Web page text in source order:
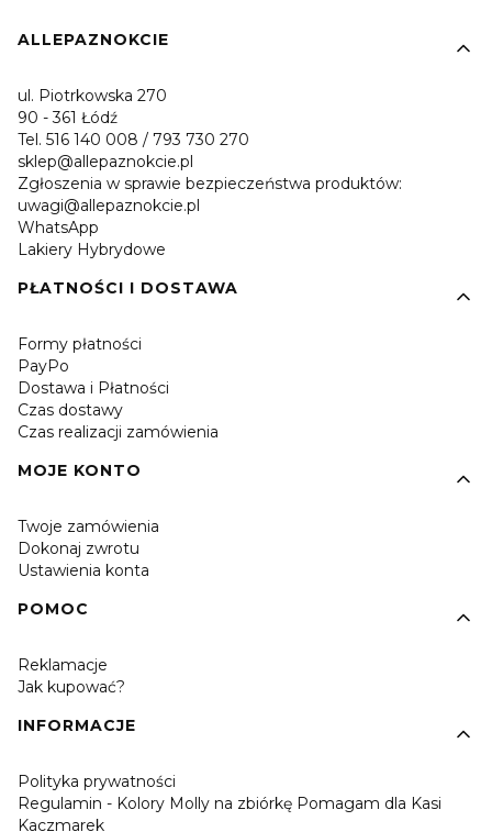
Linki w stopce
ALLEPAZNOKCIE
ul. Piotrkowska 270
90 - 361 Łódź
Tel. 516 140 008 / 793 730 270
sklep@allepaznokcie.pl
Zgłoszenia w sprawie bezpieczeństwa produktów:
uwagi@allepaznokcie.pl
WhatsApp
Lakiery Hybrydowe
PŁATNOŚCI I DOSTAWA
Formy płatności
PayPo
Dostawa i Płatności
Czas dostawy
Czas realizacji zamówienia
MOJE KONTO
Twoje zamówienia
Dokonaj zwrotu
Ustawienia konta
POMOC
Reklamacje
Jak kupować?
INFORMACJE
Polityka prywatności
Regulamin - Kolory Molly na zbiórkę Pomagam dla Kasi
Kaczmarek